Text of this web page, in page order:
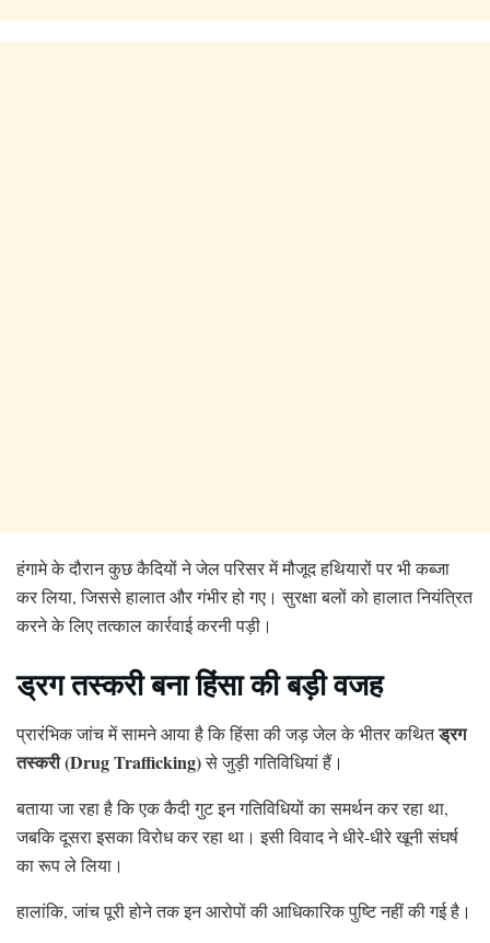
हंगामे के दौरान कुछ कैदियों ने जेल परिसर में मौजूद हथियारों पर भी कब्जा
कर लिया, जिससे हालात और गंभीर हो गए। सुरक्षा बलों को हालात नियंत्रित
करने के लिए तत्काल कार्रवाई करनी पड़ी।
ड्रग तस्करी बना हिंसा की बड़ी वजह
प्रारंभिक जांच में सामने आया है कि हिंसा की जड़ जेल के भीतर कथितड्रग
तस्करी (Drug Trafficking)से जुड़ी गतिविधियां हैं।
बताया जा रहा है कि एक कैदी गुट इन गतिविधियों का समर्थन कर रहा था,
जबकि दूसरा इसका विरोध कर रहा था। इसी विवाद ने धीरे-धीरे खूनी संघर्ष
का रूप ले लिया।
हालांकि, जांच पूरी होने तक इन आरोपों की आधिकारिक पुष्टि नहीं की गई है।